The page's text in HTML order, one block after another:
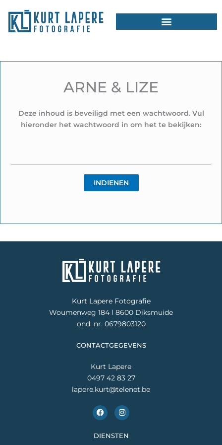
naar
ARNE & LIZE
Deze inhoud is beveiligd met een wachtwoord. Vul
hieronder het wachtwoord in om het te bekijken:
Kurt Lapere Fotografie
Woumenweg 184 l 8600 Diksmuide
ond. nr. 0679803120
CONTACTGEGEVENS
Kurt Lapere
0497 42 83 27
lapere.kurt@telenet.be
F
a
c
b
I
n
s
a
DIENSTEN